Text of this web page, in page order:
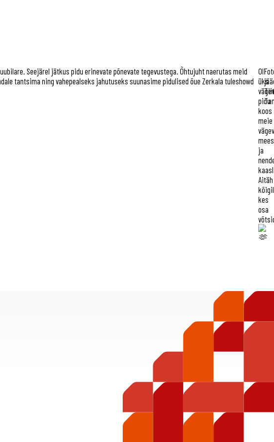
Seejärel jätkus pidu erinevate põnevate tegevustega. Õhtujuht naerutas meid
tantsima ning vahepealseks jahutuseks suunasime pidulised õue Zerkala tuleshowd
Oli
üks
vägev
pidu
koos
meie
ja
Aitäh
kes
osa
Tiit